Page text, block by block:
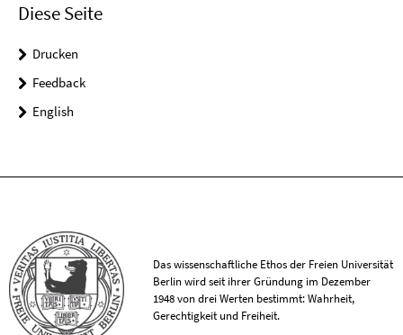
Diese Seite
Drucken
Feedback
English
Das wissenschaftliche Ethos der Freien Universität
Berlin wird seit ihrer Gründung im Dezember
1948 von drei Werten bestimmt: Wahrheit,
Gerechtigkeit und Freiheit.